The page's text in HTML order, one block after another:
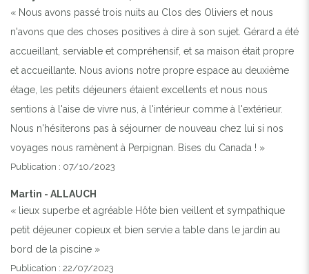
« Nous avons passé trois nuits au Clos des Oliviers et nous
n'avons que des choses positives à dire à son sujet. Gérard a été
accueillant, serviable et compréhensif, et sa maison était propre
et accueillante. Nous avions notre propre espace au deuxième
étage, les petits déjeuners étaient excellents et nous nous
sentions à l'aise de vivre nus, à l'intérieur comme à l'extérieur.
Nous n'hésiterons pas à séjourner de nouveau chez lui si nos
voyages nous ramènent à Perpignan. Bises du Canada ! »
Publication : 07/10/2023
Martin - ALLAUCH
« lieux superbe et agréable Hôte bien veillent et sympathique
petit déjeuner copieux et bien servie a table dans le jardin au
bord de la piscine »
Publication : 22/07/2023